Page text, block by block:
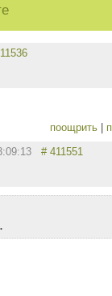
поощрить |
# 411551